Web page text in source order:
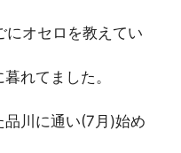
オセロを教えてい
れてました。
川に通い(7月)始め